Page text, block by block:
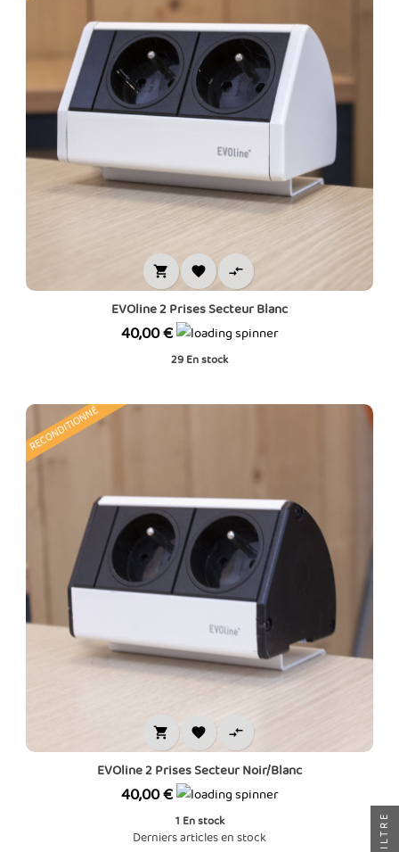
  
EVOline 2 Prises Secteur Blanc
Prix
40,00 €
29 En stock
RECONDITIONNÉ
  
EVOline 2 Prises Secteur Noir/Blanc
Prix
40,00 €
1 En stock
Derniers articles en stock FILTRE